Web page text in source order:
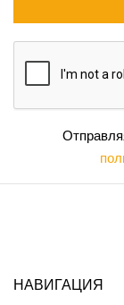
НАВИГАЦИЯ